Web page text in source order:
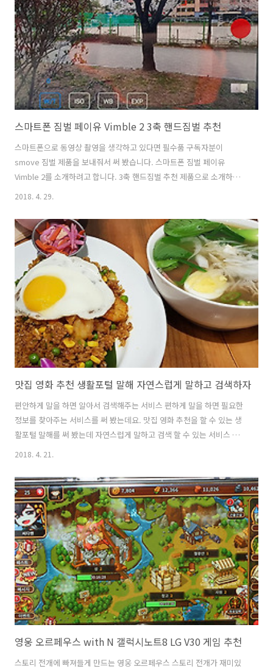
을 하죠. 소니만의 특징중 하나인 NFC로 모든 기기를 연결하는 기능도
제공 합니다. 트와일라잇 레드 컬러 인데요. 완전 새..
스마트폰 짐벌 페이유 Vimble 2 3축 핸드짐벌 추천
스마트폰으로 동영상 촬영을 생각하고 있다면 필수품 구독자분이
smove 짐벌 제품을 보내줘서 써 봤습니다. 스마트폰 짐벌 페이유
Vimble 2를 소개하려고 합니다. 3축 핸드짐벌 추천 제품으로 소개하려
고 하는데요. smove 제품과 이 제품은 쌍둥이 제품이네요. 스마트폰 짐
슷해졌고 성능이나 기능은 좀 더 좋아졌습니다. 요즘은 무거운 카메라를
들고다니면서 사진을 찍는 분들이 많이 줄었습니다. 스마트폰으로 사진
이나 영상을 찍는 분들이 많아졌죠. 그리고 라이브 방송을 하는 분들도
많아졌습니다. 스마트폰을 이용해서 라이브 방송 등도 생각하고 있다면
짐벌은 거의 필수 인데요. 스마트폰 짐벌 페이유 Vimble 2 3축 핸드짐벌
추천 3..
2018. 4. 29.
맛집 영화 추천 생활포털 말해 자연스럽게 말하고 검색하자
편안하게 말을 하면 알아서 검색해주는 서비스 편하게 말을 하면 필요한
정보를 찾아주는 서비스를 써 봤는데요. 맛집 영화 추천을 할 수 있는 생
활포털 말해를 써 봤는데 자연스럽게 말하고 검색 할 수 있는 서비스 였
습니다. 편하게 말을 하면 검색을 해줍니다. 맛집 영화 추천은 물론 와인
있었습니다. 편하게 말을 하면 그 말에서 키토크를 자동으로 추출하여 필
요한 정보들을 찾아줍니다. 사람이 알고 있는 모든 정보들을 분석할 수
있다면 이런 서비스가 가능할텐데요. 빅데이터를 분석을 해서 이렇게 연
결시켜주는 서비스 써본 느낌을 적어볼께요. 집 근처에 맛집은 저도 잘
알고 있는데요. 근데 처음 가본 장소에서의 맛집은 어떻게 찾는게 좋을까
요. 맛집 ..
2018. 4. 21.
영웅 오르페우스 with N 갤럭시노트8 LG V30 게임 추천
스토리 전개에 빠져들게 만드는 영웅 오르페우스 스토리 전개가 재미있